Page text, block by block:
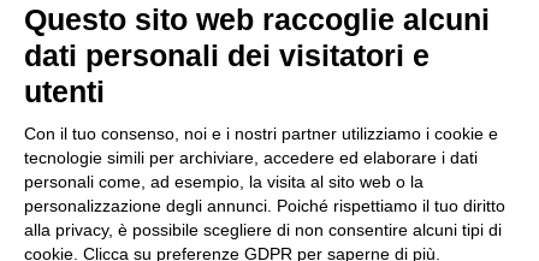
22 ore fa
Milano Aiuta Estate, 1600 prestazioni di
assistenza attivate
24 ore fa
Il potenziale invisibile: come la
curiosità guida l’evoluzione umana
1 giorno fa
Questo sito web raccoglie alcuni
dati personali dei visitatori e
utenti
Con il tuo consenso, noi e i nostri partner utilizziamo i cookie e
tecnologie simili per archiviare, accedere ed elaborare i dati
personali come, ad esempio, la visita al sito web o la
personalizzazione degli annunci. Poiché rispettiamo il tuo diritto
alla privacy, è possibile scegliere di non consentire alcuni tipi di
cookie. Clicca su preferenze GDPR per saperne di più.